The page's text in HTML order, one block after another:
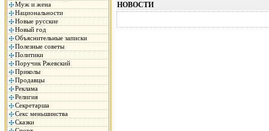
Муж и жена
Национальности
Новые русские
Новый год
Объяснительные записки
Полезные советы
Политики
Поручик Ржевский
Приколы
Продавцы
Реклама
Религия
Секретарша
Секс меньшинства
Сказки
НОВОСТИ